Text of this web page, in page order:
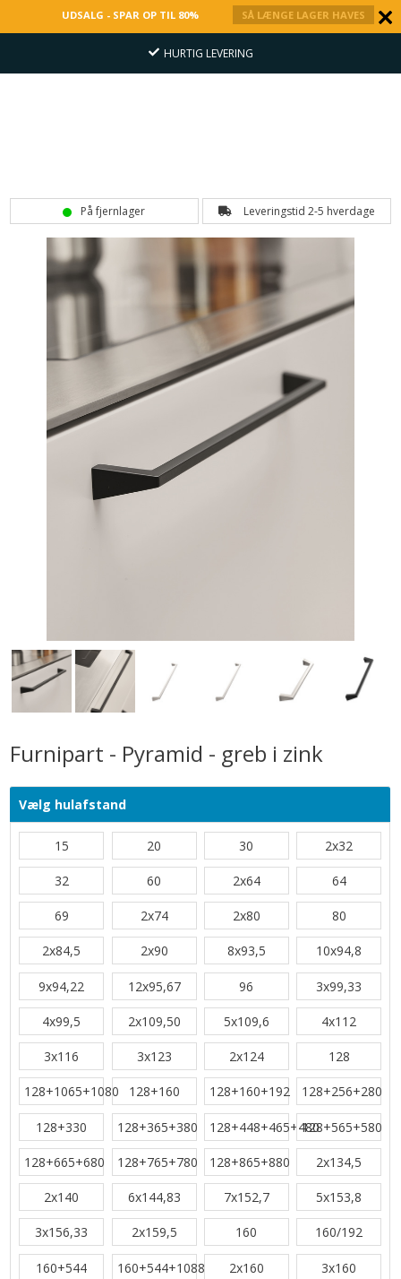
UDSALG - SPAR OP TIL 80% SÅ LÆNGE LAGER HAVES
HURTIG LEVERING
Leveringstid 2-5 hverdage
På fjernlager
Furnipart - Pyramid - greb i zink
Vælg hulafstand
15 20 30 2x32
32 60 2x64 64
69 2x74 2x80 80
2x84,5 2x90 8x93,5 10x94,8
9x94,22 12x95,67 96 3x99,33
4x99,5 2x109,50 5x109,6 4x112
3x116 3x123 2x124 128
128+1065+1080 128+160 128+160+192 128+256+280
128+330 128+365+380 128+448+465+480128+565+580
128+665+680 128+765+780 128+865+880 2x134,5
2x140 6x144,83 7x152,7 5x153,8
3x156,33 2x159,5 160 160/192
160+544 160+544+1088 2x160 3x160